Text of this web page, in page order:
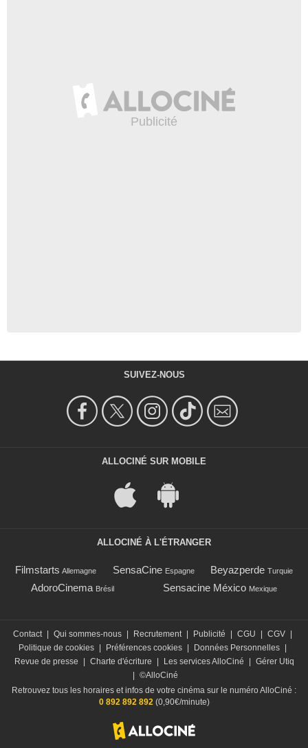
SUIVEZ-NOUS
ALLOCINÉ SUR MOBILE
ALLOCINÉ À L'ÉTRANGER
Filmstarts Allemagne SensaCine Espagne Beyazperde Turquie
AdoroCinema Brésil Sensacine México Mexique
Contact Qui sommes-nous Recrutement Publicité CGU CGV
Politique de cookies
Préférences cookies Données Personnelles
Revue de presse
Charte d'écriture Les services AlloCiné
Gérer Utiq
©AlloCiné
Retrouvez tous les horaires et infos de votre cinéma sur le numéro AlloCiné :
0 892 892 892(0,90€/minute)